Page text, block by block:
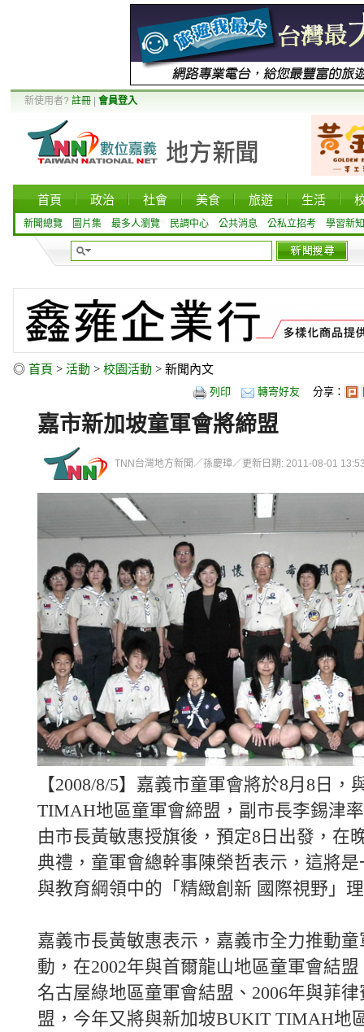
新使用者? 註冊 會員登入
首頁 政治 社會 美食 旅遊 生活
新聞總覽 圖片集 最多人瀏覽 民調中心 公共消息 公私立招考 學習新知
◎ 首頁 > 活動 > 校園活動 > 新聞內文
列印 轉寄好友 分享：
嘉市新加坡童軍會將締盟
TNN台灣地方新聞／孫慶璋／更新日期: 2011-08-01
【2008/8/5】嘉義市童軍會將於8月8日，
TIMAH地區童軍會締盟，副市長李錫津
由市長黃敏惠授旗後，預定8日出發，在
典禮，童軍會總幹事陳榮哲表示，這將
與教育綱領中的「精緻創新 國際視野」
嘉義市長黃敏惠表示，嘉義市全力推動
動，在2002年與首爾龍山地區童軍會結盟
名古屋綠地區童軍會結盟、2006年與菲
盟，今年又將與新加坡BUKIT TIMAH地